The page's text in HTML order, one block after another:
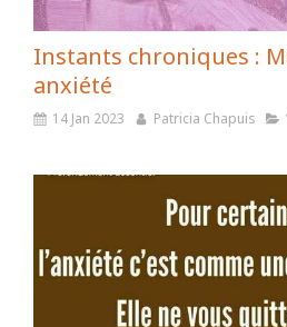
Instants chroniques :
anxiété
14 Jan 2023 Patricia Chapuis